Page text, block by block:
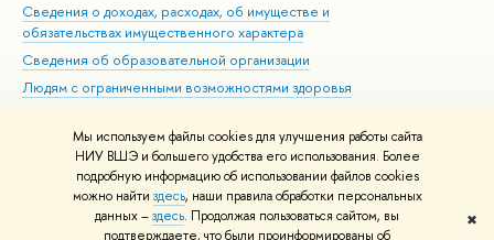
Мы используем файлы cookies для улучшения работы сайта
НИУ ВШЭ и большего удобства его использования. Более
подробную информацию об использовании файлов cookies
можно найти здесь, наши правила обработки персональных
данных –здесь. Продолжая пользоваться сайтом, вы
подтверждаете, что были проинформированы об
✖
Сведения о доходах, расходах, об имуществе и
обязательствах имущественного характера
Сведения об образовательной организации
Людям с ограниченными возможностями здоровья
Работа в Вышке